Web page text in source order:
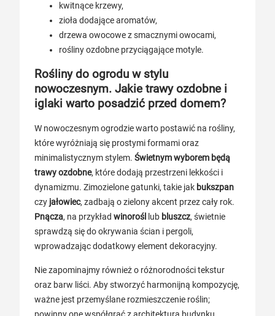
kwitnące krzewy,
zioła dodające aromatów,
drzewa owocowe z smacznymi owocami,
rośliny ozdobne przyciągające motyle.
Rośliny do ogrodu w stylu
nowoczesnym. Jakie trawy ozdobne i
iglaki warto posadzić przed domem?
W nowoczesnym ogrodzie warto postawić na rośliny,
które wyróżniają się prostymi formami oraz
minimalistycznym stylem. Świetnym wyborem będą
trawy ozdobne, które dodają przestrzeni lekkości i
dynamizmu. Zimozielone gatunki, takie jak bukszpan
czy jałowiec, zadbają o zielony akcent przez cały rok.
Pnącza, na przykład winorośl lub bluszcz, świetnie
sprawdzą się do okrywania ścian i pergoli,
wprowadzając dodatkowy element dekoracyjny.
Nie zapominajmy również o różnorodności tekstur
oraz barw liści. Aby stworzyć harmonijną kompozycję,
ważne jest przemyślane rozmieszczenie roślin;
powinny one współgrać z architekturą budynku.